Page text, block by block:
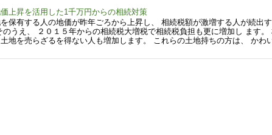
上昇を活用した1千万円からの相続対策
保有する人の地価が昨年ごろから上昇し、 相続税額が激増する人が続出
のうえ、 ２０１５年からの相続税大増税で相続税負担も更に増加し ます。
地を売らざるを得ない人も増加します。 これらの土地持ちの方は、 かわ